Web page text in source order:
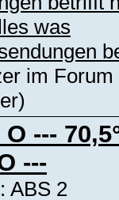
was
im Forum
O ---
---
ABS 2